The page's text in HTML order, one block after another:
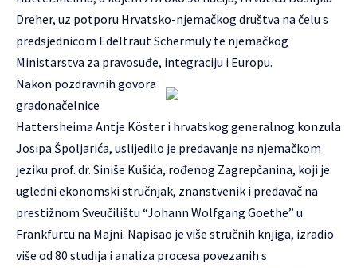
Dreher, uz potporu Hrvatsko-njemačkog društva na čelu s
predsjednicom Edeltraut Schermuly te njemačkog
Ministarstva za pravosuđe, integraciju i Europu.
Nakon pozdravnih govora
gradonačelnice
Hattersheima Antje Köster i hrvatskog generalnog konzula
Josipa Špoljarića, uslijedilo je predavanje na njemačkom
jeziku prof. dr. Siniše Kušića, rođenog Zagrepčanina, koji je
ugledni ekonomski stručnjak, znanstvenik i predavač na
prestižnom Sveučilištu “Johann Wolfgang Goethe” u
Frankfurtu na Majni. Napisao je više stručnih knjiga, izradio
više od 80 studija i analiza procesa povezanih s